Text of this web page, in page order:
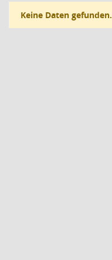
Keine Daten gefunden.